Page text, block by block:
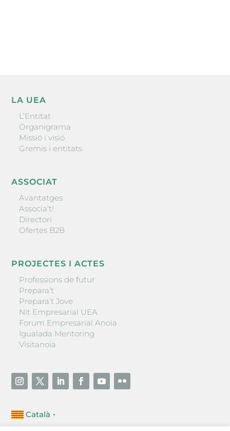
LA UEA
L’Entitat
Organigrama
Missió i visió
Gremis i entitats
ASSOCIAT
Avantatges
Associa’t!
Directori
Ofertes B2B
PROJECTES I ACTES
Professions de futur
Prepara’t
Prepara’t Jove
Nit Empresarial UEA
Forum Empresarial Anoia
Igualada Mentoring
Visitanoia
Català ▼